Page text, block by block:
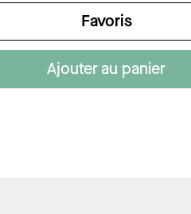
Favoris
Ajouter au panier